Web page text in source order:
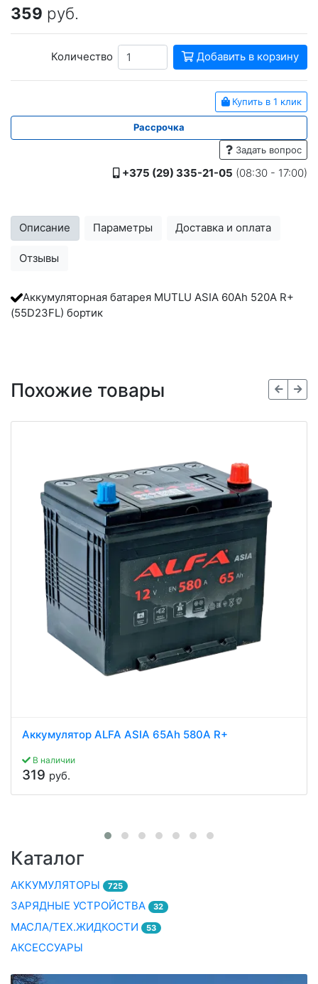
359 руб.
Количество Добавить в корзину
Купить в 1 клик
Рассрочка
Задать вопрос
+375 (29) 335-21-05 (08:30 - 17:00)
Описание Параметры Доставка и оплата
Отзывы
Аккумуляторная батарея MUTLU ASIA 60Ah 520A R+
(55D23FL) бортик
Похожие товары
Аккумулятор ALFA ASIA 65Ah 580A R+
В наличии
319 руб.
Каталог
АККУМУЛЯТОРЫ 725
ЗАРЯДНЫЕ УСТРОЙСТВА 32
МАСЛА/ТЕХ.ЖИДКОСТИ 53
АКСЕССУАРЫ